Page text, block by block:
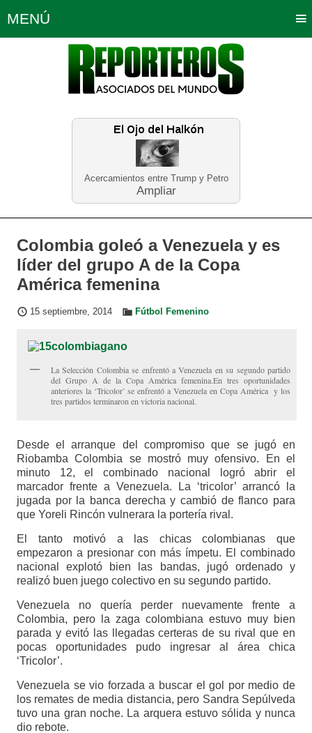
Acercamientos entre Trump y Petro
Ampliar
MENÚ
Política Opinión Bogotá
Planeta Tierra Deportes
Educación Neira
Colombia goleó a Venezuela y es
líder del grupo A de la Copa
América femenina
15 septiembre, 2014 Fútbol Femenino
La Selección Colombia se enfrentó a Venezuela en su segundo partido
del Grupo A de la Copa América femenina.En tres oportunidades
anteriores la ‘Tricolor’ se enfrentó a Venezuela en Copa América y los
tres partidos terminaron en victoria nacional.
Desde el arranque del compromiso que se jugó en
Riobamba Colombia se mostró muy ofensivo. En el
minuto 12, el combinado nacional logró abrir el
marcador frente a Venezuela. La ‘tricolor’ arrancó la
jugada por la banca derecha y cambió de flanco para
que Yoreli Rincón vulnerara la portería rival.
El tanto motivó a las chicas colombianas que
empezaron a presionar con más ímpetu. El combinado
nacional explotó bien las bandas, jugó ordenado y
realizó buen juego colectivo en su segundo partido.
Venezuela no quería perder nuevamente frente a
Colombia, pero la zaga colombiana estuvo muy bien
parada y evitó las llegadas certeras de su rival que en
pocas oportunidades pudo ingresar al área chica
‘Tricolor’.
Venezuela se vio forzada a buscar el gol por medio de
los remates de media distancia, pero Sandra Sepúlveda
tuvo una gran noche. La arquera estuvo sólida y nunca
dio rebote.